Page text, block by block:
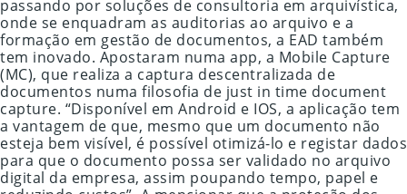
passando por soluções de consultoria em arquivística,
onde se enquadram as auditorias ao arquivo e a
formação em gestão de documentos, a EAD também
tem inovado. Apostaram numa app, a Mobile Capture
(MC), que realiza a captura descentralizada de
documentos numa filosofia de just in time document
capture. “Disponível em Android e IOS, a aplicação tem
a vantagem de que, mesmo que um documento não
esteja bem visível, é possível otimizá-lo e registar dados
para que o documento possa ser validado no arquivo
digital da empresa, assim poupando tempo, papel e